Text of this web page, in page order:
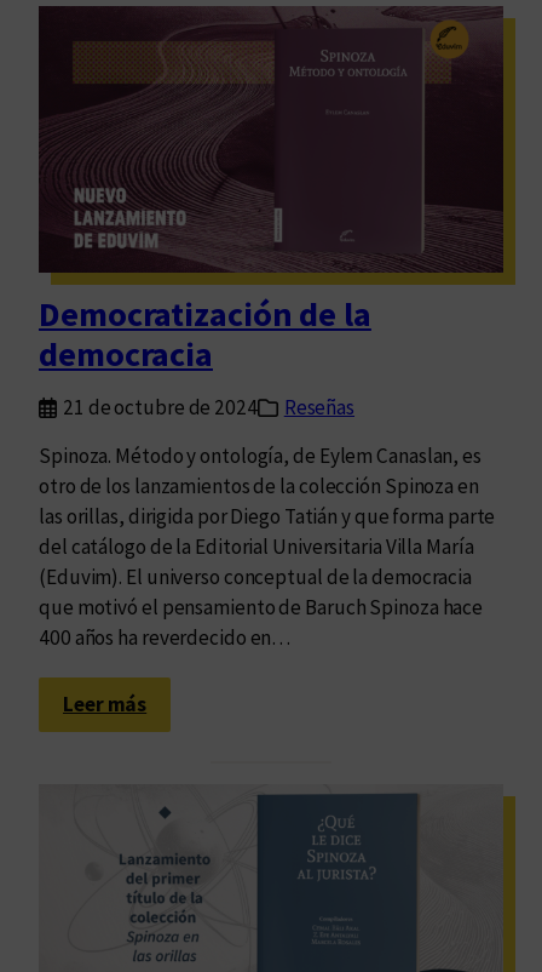
e
s
A
r
g
e
n
t
i
n
a
g
a
n
d
e
Democratización de la
democracia
21 de octubre de 2024
Reseñas
Spinoza. Método y ontología, de Eylem Canaslan, es
otro de los lanzamientos de la colección Spinoza en
las orillas, dirigida por Diego Tatián y que forma parte
del catálogo de la Editorial Universitaria Villa María
(Eduvim). El universo conceptual de la democracia
que motivó el pensamiento de Baruch Spinoza hace
400 años ha reverdecido en…
Leer más:
D
c
r
a
t